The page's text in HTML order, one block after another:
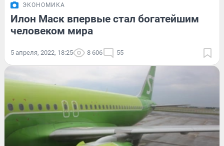
ЭКОНОМИКА
Илон Маск впервые стал богатейшим
человеком мира
5 апреля, 2022, 18:25 8 606 55